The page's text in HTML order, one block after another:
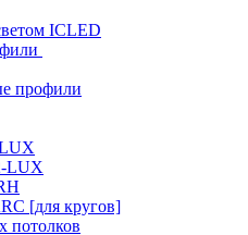
ICLED
профили
LUX
[для кругов]
потолков